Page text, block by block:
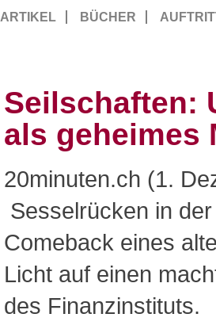
ARTIKEL BÜCHER
Seilschaften:
als geheimes
20minuten.ch (1.
Sesselrücken in
Comeback eines
Licht auf einen
des Finanzinstituts.